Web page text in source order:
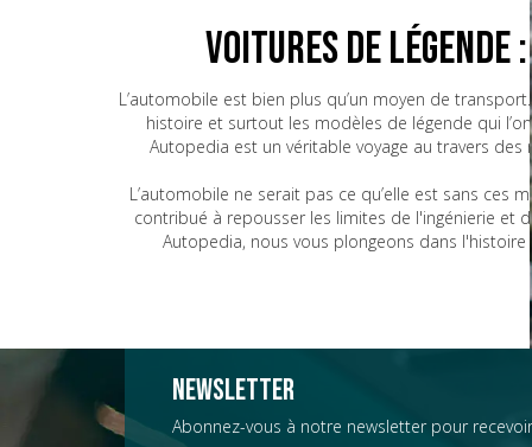
BMW
Bugatti
CG
Chevrolet
Voitures de
L’automobile est bien plus qu’un moyen de
histoire et surtout les modèles de légende qui
Autopedia est un véritable voyage au travers
L’automobile ne serait pas ce qu’elle est sans
contribué à repousser les limites de l'ingénierie et
Autopedia, nous vous plongeons dans
Newsletter
Abonnez-vous à notre newsletter pour